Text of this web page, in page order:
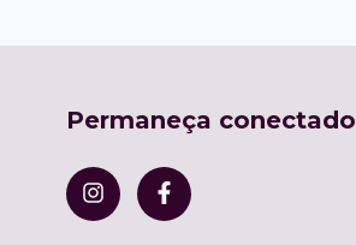
Permaneça conectado